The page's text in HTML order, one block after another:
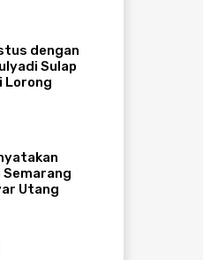
dengan
Sulap
Lorong
Semarang
Utang